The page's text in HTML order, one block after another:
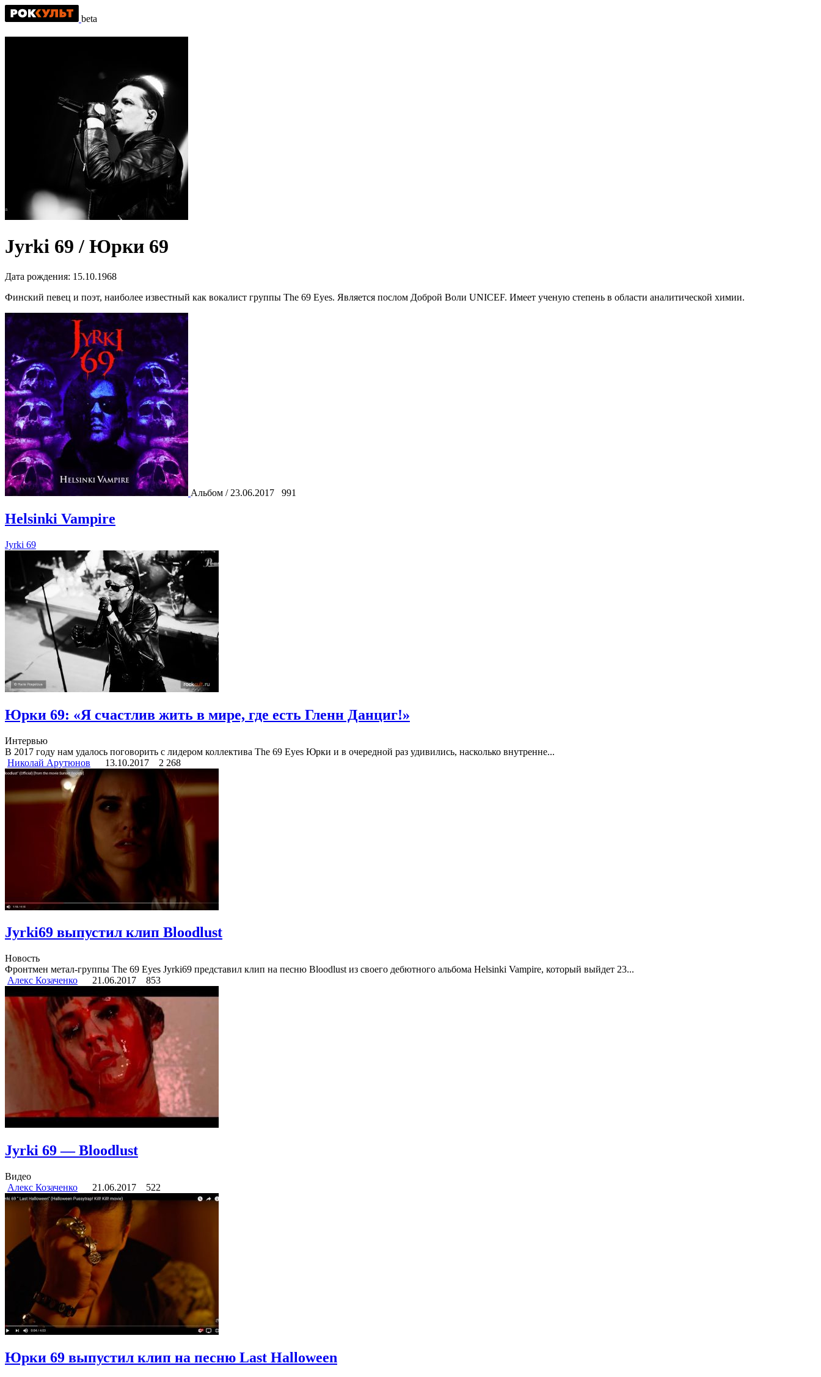
beta
Jyrki 69 / Юрки 69
Дата рождения: 15.10.1968
Финский певец и поэт, наиболее известный как вокалист группы The 69 Eyes. Является послом Доброй Воли UNICEF. Имеет ученую степень в области аналитической химии.
Альбом / 23.06.2017 991
Helsinki Vampire
Jyrki 69
Юрки 69: «Я счастлив жить в мире, где есть Гленн Данциг!»
Интервью
В 2017 году нам удалось поговорить с лидером коллектива The 69 Eyes Юрки и в очередной раз удивились, насколько внутренне...
Николай Арутюнов
13.10.2017 2 268
Jyrki69 выпустил клип Bloodlust
Новость
Фронтмен метал-группы The 69 Eyes Jyrki69 представил клип на песню Bloodlust из своего дебютного альбома Helsinki Vampire, который выйдет 23...
Алекс Козаченко
21.06.2017 853
Jyrki 69 — Bloodlust
Видео
Алекс Козаченко
21.06.2017 522
Юрки 69 выпустил клип на песню Last Halloween